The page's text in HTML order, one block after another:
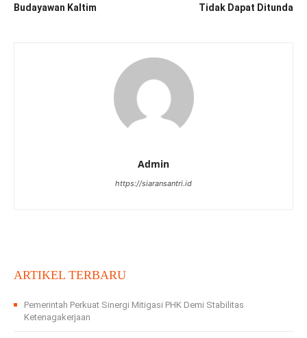
Budayawan Kaltim
Tidak Dapat Ditunda
Admin
https://siaransantri.id
ARTIKEL TERBARU
Pemerintah Perkuat Sinergi Mitigasi PHK Demi Stabilitas
Ketenagakerjaan